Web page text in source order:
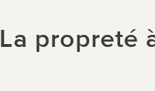
La propreté